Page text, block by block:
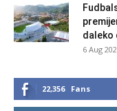
daleko
6 Aug
22,356 Fans